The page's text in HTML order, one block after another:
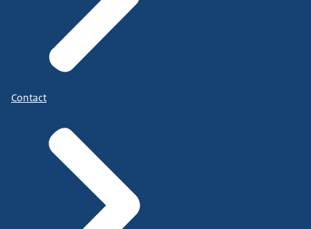
Contact